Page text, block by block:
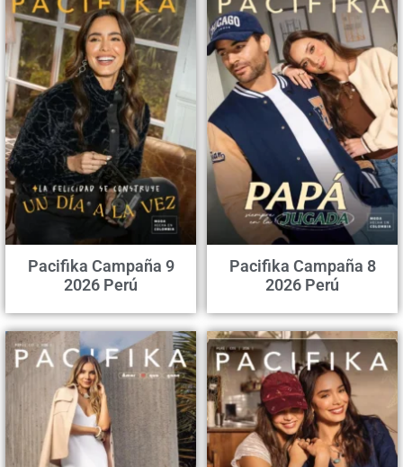
Pacifika Campaña 9
2026 Perú
Pacifika Campaña 8
2026 Perú